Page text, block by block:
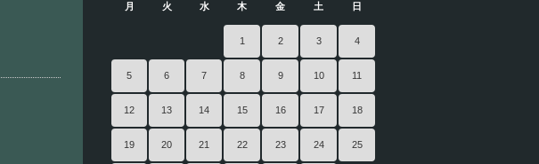
月 火 水 木 金 土 日
1 2 3 4
5 6 7 8 9 10 11
12 13 14 15 16 17 18
19 20 21 22 23 24 25